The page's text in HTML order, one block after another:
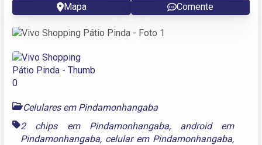
Mapa Comente
Celulares em Pindamonhangaba
2 chips em Pindamonhangaba, android em
Pindamonhangaba, celular em Pindamonhangaba,